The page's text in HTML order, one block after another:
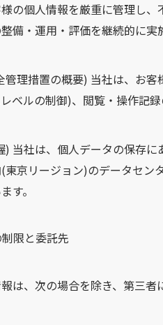
の個人情報を厳重に管理し
備・運用・評価を継続的に実
管理措置の概要) 当社は、お
ベルの制御)、閲覧・操作記
) 当社は、個人データの保存
東京リージョン)のデータセン
す。
限と委託先
は、次の場合を除き、第三者